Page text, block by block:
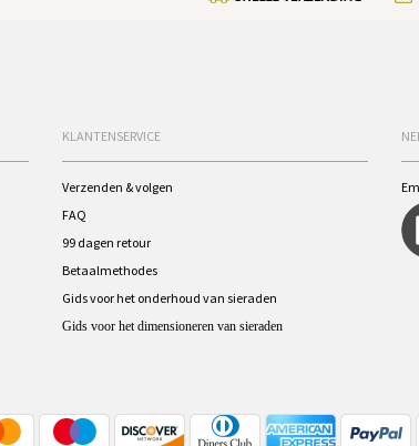
KLANTENSERVICE
Verzenden & volgen
FAQ
99 dagen retour
Betaalmethodes
Gids voor het onderhoud van sieraden
Gids voor het dimensioneren van sieraden